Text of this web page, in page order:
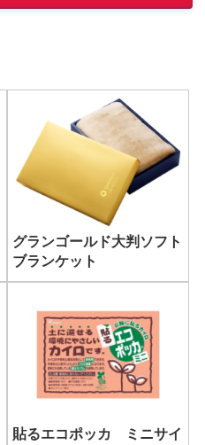
グランゴールド大判ソフト
ブランケット
貼るエコポッカ ミニサイ